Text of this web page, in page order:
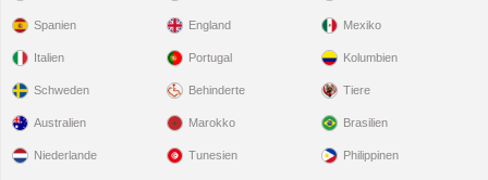
Spanien
Italien
Schweden
England
Portugal
Behinderte
Mexiko
Kolumbien
Tiere
Australien
Niederlande
Marokko
Tunesien
Brasilien
Philippinen